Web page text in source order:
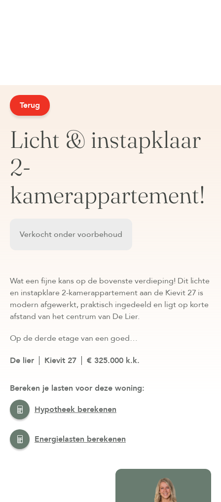
Terug
Licht & instapklaar
2-
kamerappartement!
Verkocht onder voorbehoud
Wat een fijne kans op de bovenste verdieping! Dit lichte
en instapklare 2-kamerappartement aan de Kievit 27 is
modern afgewerkt, praktisch ingedeeld en ligt op korte
afstand van het centrum van De Lier.
Op de derde etage van een goed…
De lier Kievit 27 € 325.000 k.k.
Bereken je lasten voor deze woning:
Hypotheek berekenen
Energielasten berekenen